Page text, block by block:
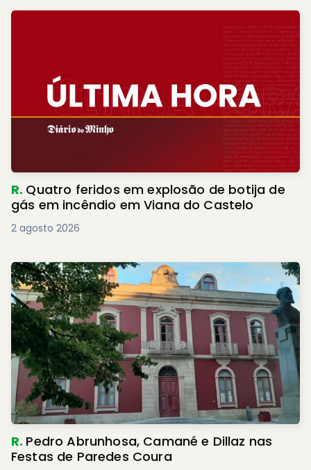
R. Quatro feridos em explosão de botija de
gás em incêndio em Viana do Castelo
2 agosto 2026
R. Pedro Abrunhosa, Camané e Dillaz nas
Festas de Paredes Coura